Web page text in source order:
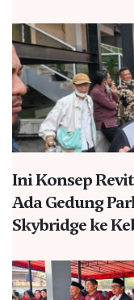
Ini Konsep
Ada Gedung
Skybridge ke